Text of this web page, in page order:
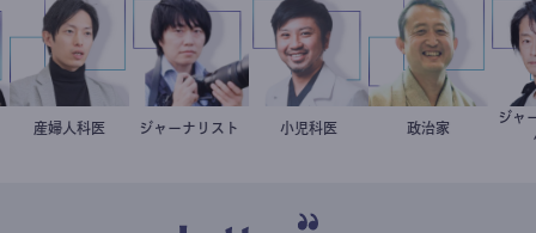
重見大介
産婦人科医 志葉玲
ジャーナリスト 今西洋介
小児科医 小坂英二
政治家